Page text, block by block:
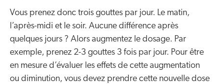
Vous prenez donc trois gouttes par jour. Le matin,
l’après-midi et le soir. Aucune différence après
quelques jours ? Alors augmentez le dosage. Par
exemple, prenez 2-3 gouttes 3 fois par jour. Pour être
en mesure d’évaluer les effets de cette augmentation
ou diminution, vous devez prendre cette nouvelle dose